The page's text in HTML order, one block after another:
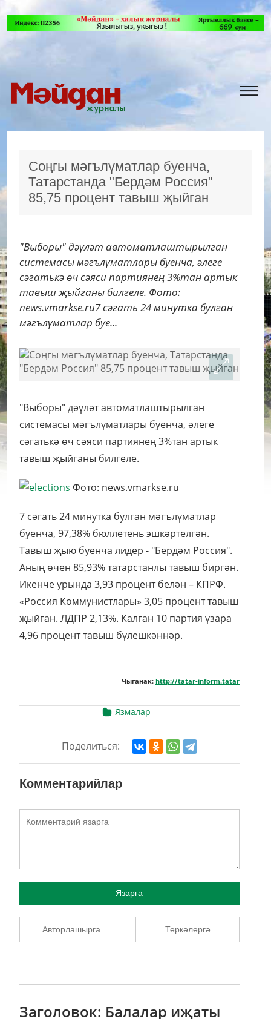
Соңгы мәгълүматлар буенча,
Татарстанда "Бердәм Россия"
85,75 процент тавыш җыйган
"Выборы" дәүләт автоматлаштырылган
системасы мәгълүматлары буенча, әлеге
сәгатькә өч сәяси партиянең 3%тан артык
тавыш җыйганы билгеле. Фото:
news.vmarkse.ru7 сәгать 24 минутка булган
мәгълүматлар буе...
"Выборы" дәүләт автоматлаштырылган
системасы мәгълүматлары буенча, әлеге
сәгатькә өч сәяси партиянең 3%тан артык
тавыш җыйганы билгеле.
Фото: news.vmarkse.ru
7 сәгать 24 минутка булган мәгълүматлар
буенча, 97,38% бюллетень эшкәртелгән.
Тавыш җыю буенча лидер - "Бердәм Россия".
Аның өчен 85,93% татарстанлы тавыш биргән.
Икенче урында 3,93 процент белән – КПРФ.
«Россия Коммунистлары» 3,05 процент тавыш
җыйган. ЛДПР 2,13%. Калган 10 партия үзара
4,96 процент тавыш бүлешкәннәр.
Чыганак: http://tatar-inform.tatar
Язмалар
Поделиться:
Комментарийлар
Язарга
Авторлашырга Теркәлергә
Заголовок: Балалар иҗаты